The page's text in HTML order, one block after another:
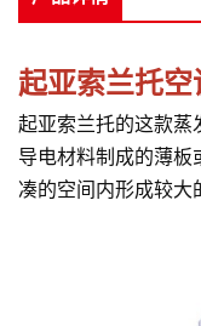
起亚索兰托
起亚索兰托的这款蒸
导电材料制成的薄板
凑的空间内形成较大